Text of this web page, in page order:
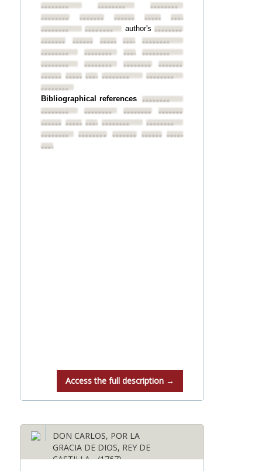
•••••••• ••••••••
••••••••
••••••••
•••••••• •••••••• ••••••••••••••••
••••••••
•••••••• author's••••••••
••••••••
••••••••••••••••••••••••••••••••
••••••••
•••••••• ••••••••••••••••
••••••••
•••••••• ••••••••
••••••••
••••••••••••••••••••••••••••••••
••••••••
••••••••
Bibliographical references ••••••••
••••••••
•••••••• ••••••••
••••••••
••••••••••••••••••••••••••••••••
••••••••
••••••••
•••••••• •••••••• ••••••••••••••••
••••••••
Access the full description →
DON CARLOS, POR LA
GRACIA DE DIOS, REY DE
CASTILLA... (1767)